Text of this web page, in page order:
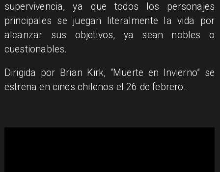
supervivencia, ya que todos los personajes
principales se juegan literalmente la vida por
alcanzar sus objetivos, ya sean nobles o
cuestionables.
Dirigida por Brian Kirk, “Muerte en Invierno” se
estrena en cines chilenos el 26 de febrero.